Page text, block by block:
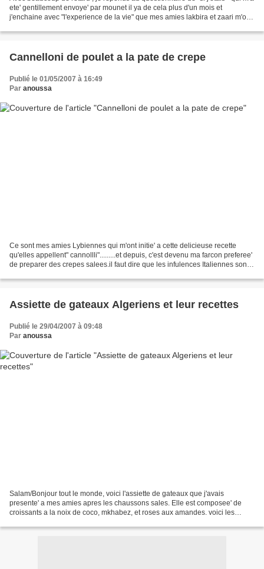
ete' gentillement envoye' par mounet il ya de cela plus d'un mois et
j'enchaine avec "l'experience de la vie" que mes amies lakbira et zaari m'ont
Cannelloni de poulet a la pate de crepe
Publié le 01/05/2007 à 16:49
Par anoussa
Ce sont mes amies Lybiennes qui m'ont initie' a cette delicieuse recette
qu'elles appellent" cannollli".........et depuis, c'est devenu ma farcon preferee'
de preparer des crepes salees.il faut dire que les infulences Italiennes sont
Assiette de gateaux Algeriens et leur recettes
Publié le 29/04/2007 à 09:48
Par anoussa
Salam/Bonjour tout le monde, voici l'assiette de gateaux que j'avais
presente' a mes amies apres les chaussons sales. Elle est composee' de
croissants a la noix de coco, mkhabez, et roses aux amandes. voici les